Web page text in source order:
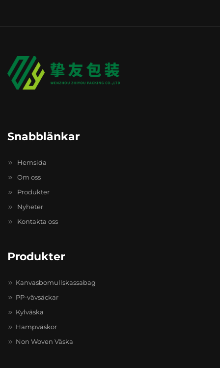
Snabblänkar
Hemsida
Om oss
Produkter
Nyheter
Kontakta oss
Produkter
Kanvasbomullskassabag
PP-vävsäckar
Kylväska
Hampväskor
Non Woven Väska